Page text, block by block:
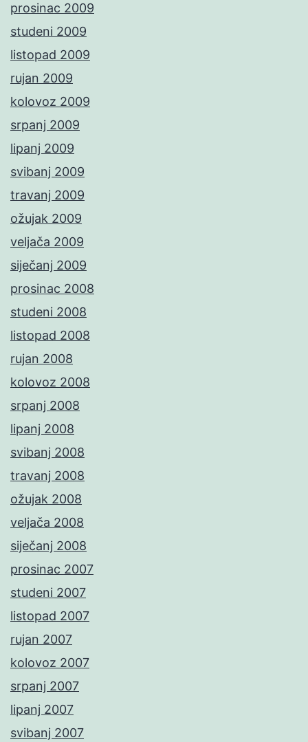
prosinac 2009
studeni 2009
listopad 2009
rujan 2009
kolovoz 2009
srpanj 2009
lipanj 2009
svibanj 2009
travanj 2009
ožujak 2009
veljača 2009
siječanj 2009
prosinac 2008
studeni 2008
listopad 2008
rujan 2008
kolovoz 2008
srpanj 2008
lipanj 2008
svibanj 2008
travanj 2008
ožujak 2008
veljača 2008
siječanj 2008
prosinac 2007
studeni 2007
listopad 2007
rujan 2007
kolovoz 2007
srpanj 2007
lipanj 2007
svibanj 2007